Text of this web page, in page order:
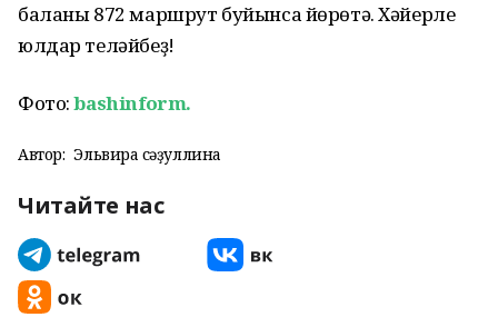
баланы 872 маршрут буйынса йөрөтә. Хәйерле
юлдар теләйбеҙ!
Фото:bashinform.
Автор: Эльвира Әсәҙуллина
Читайте нас